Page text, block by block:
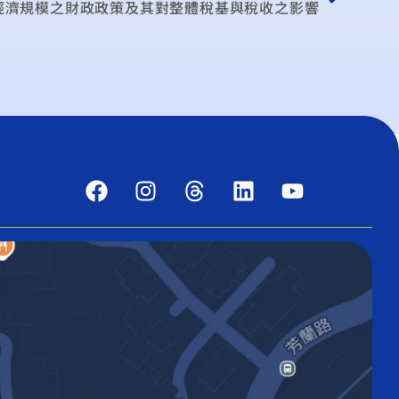
規模之財政政策及其對整體稅基與稅收之影響